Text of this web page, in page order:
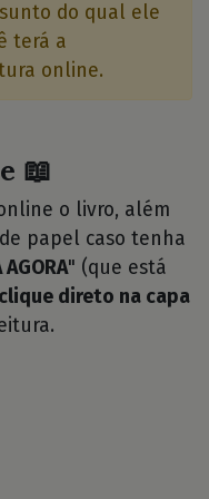
do qual ele
terá a
online.
📖
o livro, além
papel caso tenha
AGORA" (que está
clique direto na capa